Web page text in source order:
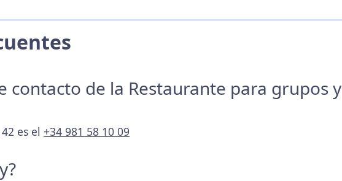
contacto de la Restaurante para grupos y
es el +34 981 58 10 09